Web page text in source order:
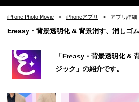
iPhone Photo Movie iPhoneアプリ アプリ詳細
Ereasy・背景透明化 & 背景消す、消しゴ
「Ereasy・背景透明化 &
ジック」の紹介です。